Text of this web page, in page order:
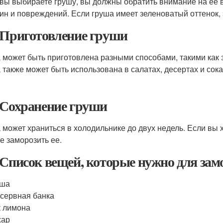
и повреждений. Если груша имеет зеленоватый оттенок,
груши
быть приготовлена разными способами, такими
может быть использована в салатах, десертах и
груши
храниться в холодильнике до двух недель. Если вы
заморозить ее.
вещей, которые нужно для
банка
лимона